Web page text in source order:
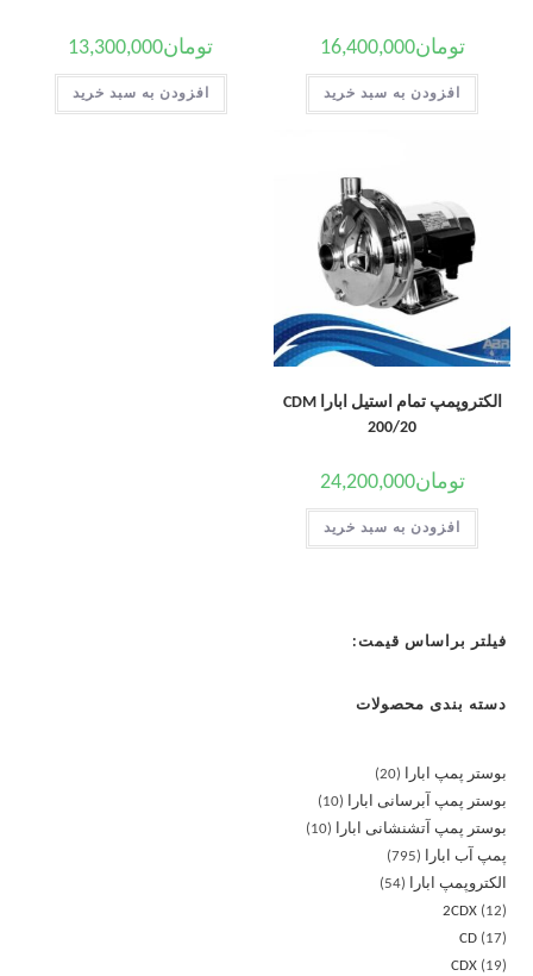
تومان16,400,000
افزودن به سبد خرید
تومان13,300,000
افزودن به سبد خرید
الکتروپمپ تمام استیل ابارا CDM
200/20
تومان24,200,000
افزودن به سبد خرید
فیلتر براساس قیمت:
دسته بندی محصولات
بوستر پمپ ابارا
20
بوستر پمپ آبرسانی ابارا
10
بوستر پمپ آتشنشانی ابارا
10
پمپ آب ابارا
795
الکتروپمپ ابارا
54
2CDX
12
CD
17
CDX
19